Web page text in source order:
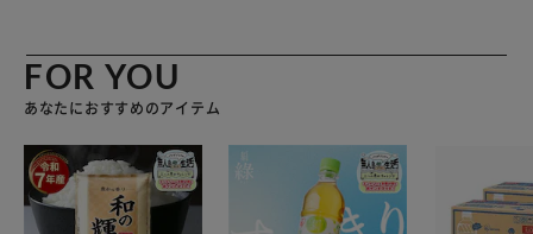
に“グッドデザイン”を実感できます。
FOR YOU
あなたにおすすめのアイテム